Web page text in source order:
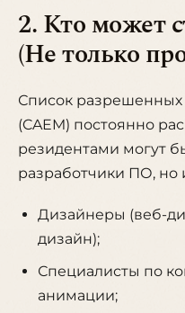
2. Кто может
(Не только
Список разрешенных
(CAEM) постоянно
резидентами могут
разработчики ПО, но
Дизайнеры (веб-
дизайн);
Специалисты по
анимации;